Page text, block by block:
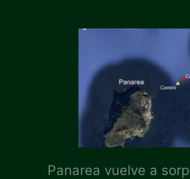
Panarea vuelve a